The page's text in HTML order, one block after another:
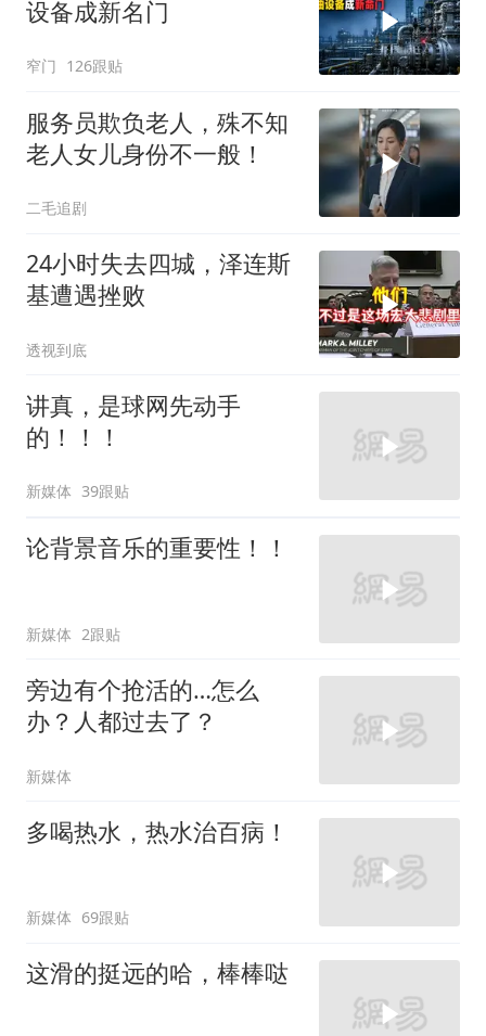
设备成新名门
窄门 126跟贴
服务员欺负老人，殊不知
老人女儿身份不一般！
二毛追剧
24小时失去四城，泽连斯
基遭遇挫败
透视到底
讲真，是球网先动手
的！！！
新媒体 39跟贴
论背景音乐的重要性！！
新媒体 2跟贴
旁边有个抢活的…怎么
办？人都过去了？
新媒体
多喝热水，热水治百病！
新媒体 69跟贴
这滑的挺远的哈，棒棒哒